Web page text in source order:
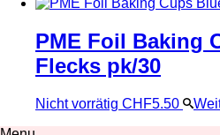
PME Foil Baking
Flecks pk/30
Nicht vorrätig CHF5.50